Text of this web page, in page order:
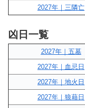
2027年｜三隣亡
凶日一覧
2027年｜五墓
2027年｜血忌日
2027年｜地火日
2027年｜狼藉日